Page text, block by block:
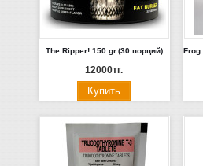
The Ripper! 150 gr.(30 порций)
12000тг.